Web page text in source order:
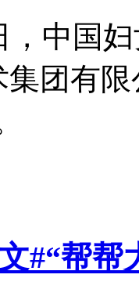
，中国
团有
#“帮帮